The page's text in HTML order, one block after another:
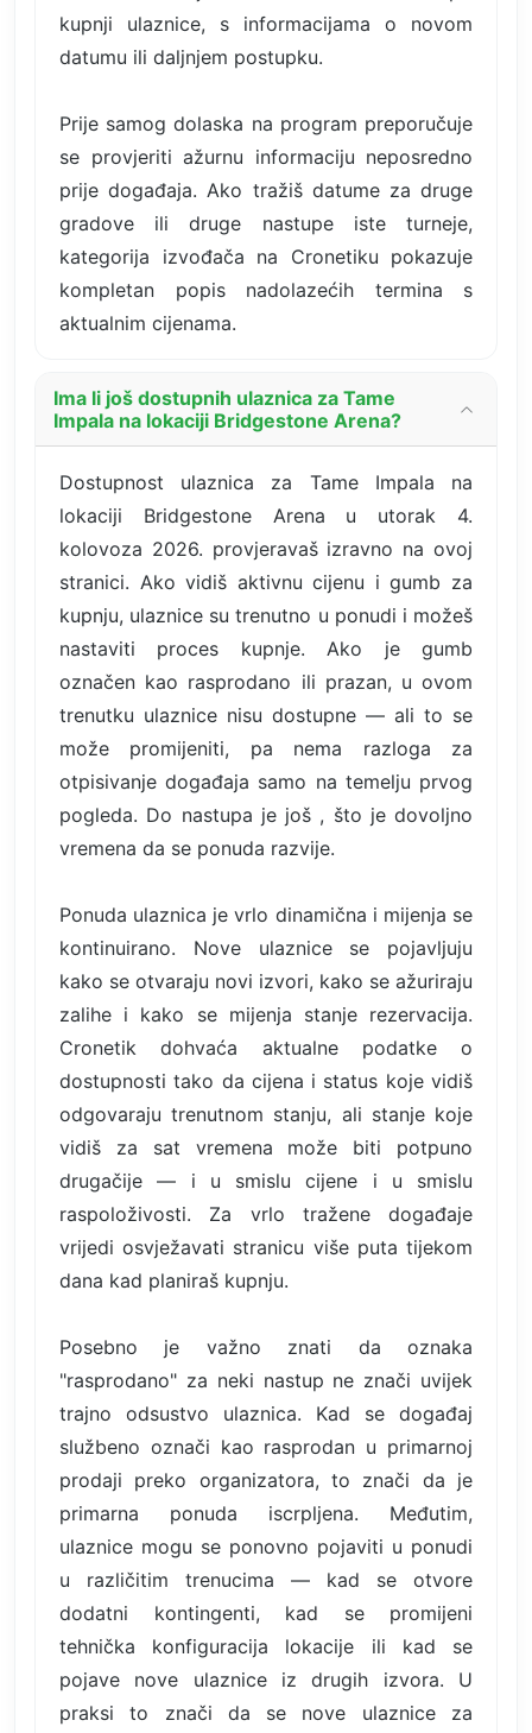
kupnji ulaznice, s informacijama o novom
datumu ili daljnjem postupku.
Prije samog dolaska na program preporučuje
se provjeriti ažurnu informaciju neposredno
prije događaja. Ako tražiš datume za druge
gradove ili druge nastupe iste turneje,
kategorija izvođača na Cronetiku pokazuje
kompletan popis nadolazećih termina s
aktualnim cijenama.
Ima li još dostupnih ulaznica za Tame
Impala na lokaciji Bridgestone Arena?
Dostupnost ulaznica za Tame Impala na
lokaciji Bridgestone Arena u utorak 4.
kolovoza 2026. provjeravaš izravno na ovoj
stranici. Ako vidiš aktivnu cijenu i gumb za
kupnju, ulaznice su trenutno u ponudi i možeš
nastaviti proces kupnje. Ako je gumb
označen kao rasprodano ili prazan, u ovom
trenutku ulaznice nisu dostupne — ali to se
može promijeniti, pa nema razloga za
otpisivanje događaja samo na temelju prvog
pogleda. Do nastupa je još , što je dovoljno
vremena da se ponuda razvije.
Ponuda ulaznica je vrlo dinamična i mijenja se
kontinuirano. Nove ulaznice se pojavljuju
kako se otvaraju novi izvori, kako se ažuriraju
zalihe i kako se mijenja stanje rezervacija.
Cronetik dohvaća aktualne podatke o
dostupnosti tako da cijena i status koje vidiš
odgovaraju trenutnom stanju, ali stanje koje
vidiš za sat vremena može biti potpuno
drugačije — i u smislu cijene i u smislu
raspoloživosti. Za vrlo tražene događaje
vrijedi osvježavati stranicu više puta tijekom
dana kad planiraš kupnju.
Posebno je važno znati da oznaka
"rasprodano" za neki nastup ne znači uvijek
trajno odsustvo ulaznica. Kad se događaj
službeno označi kao rasprodan u primarnoj
prodaji preko organizatora, to znači da je
primarna ponuda iscrpljena. Međutim,
ulaznice mogu se ponovno pojaviti u ponudi
u različitim trenucima — kad se otvore
dodatni kontingenti, kad se promijeni
tehnička konfiguracija lokacije ili kad se
pojave nove ulaznice iz drugih izvora. U
praksi to znači da se nove ulaznice za